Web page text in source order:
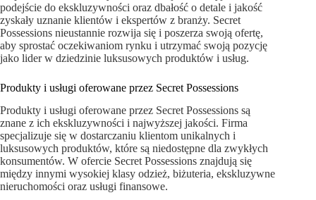
podejście do ekskluzywności oraz dbałość o detale i jakość
zyskały uznanie klientów i ekspertów z branży. Secret
Possessions nieustannie rozwija się i poszerza swoją ofertę,
aby sprostać oczekiwaniom rynku i utrzymać swoją pozycję
jako lider w dziedzinie luksusowych produktów i usług.
Produkty i usługi oferowane przez Secret Possessions
Produkty i usługi oferowane przez Secret Possessions są
znane z ich ekskluzywności i najwyższej jakości. Firma
specjalizuje się w dostarczaniu klientom unikalnych i
luksusowych produktów, które są niedostępne dla zwykłych
konsumentów. W ofercie Secret Possessions znajdują się
między innymi wysokiej klasy odzież, biżuteria, ekskluzywne
nieruchomości oraz usługi finansowe.